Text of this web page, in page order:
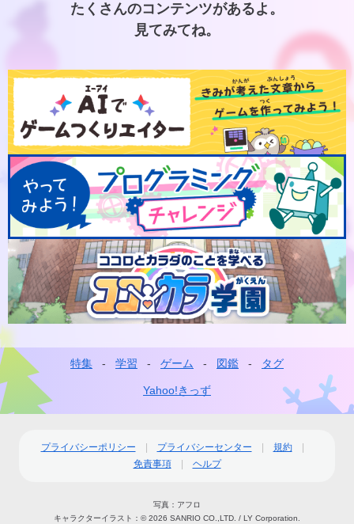
たくさんのコンテンツがあるよ。
見てみてね。
フ
タ
ー
特集 学習 ゲーム 図鑑 タグ
Yahoo!きっず
プライバシーポリシー プライバシーセンター
規約
免責事項
ヘルプ
写真：アフロ
キャラクターイラスト：© 2026 SANRIO CO.,LTD. / LY Corporation.